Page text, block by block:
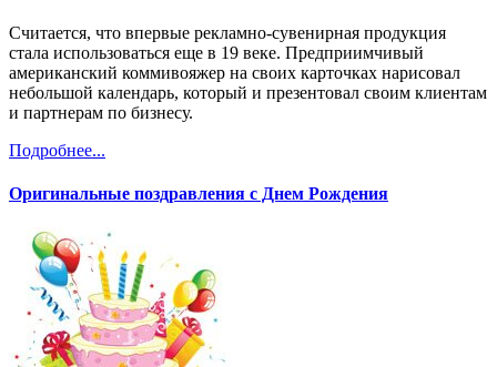
Считается, что впервые рекламно-сувенирная продукция
стала использоваться еще в 19 веке. Предприимчивый
американский коммивояжер на своих карточках нарисовал
небольшой календарь, который и презентовал своим клиентам
и партнерам по бизнесу.
Подробнее...
Оригинальные поздравления с Днем Рождения